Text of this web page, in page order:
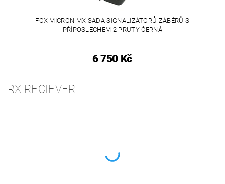
FOX MICRON MX SADA SIGNALIZÁTORŮ ZÁBĚRŮ S
PŘÍPOSLECHEM 2 PRUTY ČERNÁ
6 750 Kč
RX RECIEVER